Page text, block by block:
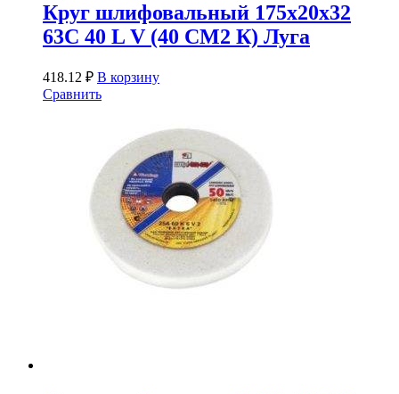
Круг шлифовальный 175х20х32
63С 40 L V (40 СМ2 К) Луга
418.12 ₽ В корзину
Сравнить